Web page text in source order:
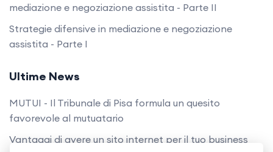
mediazione e negoziazione assistita - Parte II
Strategie difensive in mediazione e negoziazione
assistita - Parte I
Ultime News
MUTUI - Il Tribunale di Pisa formula un quesito
favorevole al mutuatario
Vantaggi di avere un sito internet per il tuo business